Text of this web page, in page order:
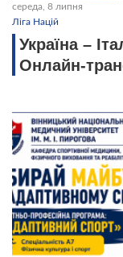
середа, 8 липня
Ліга Націй
Україна –
Онлайн-